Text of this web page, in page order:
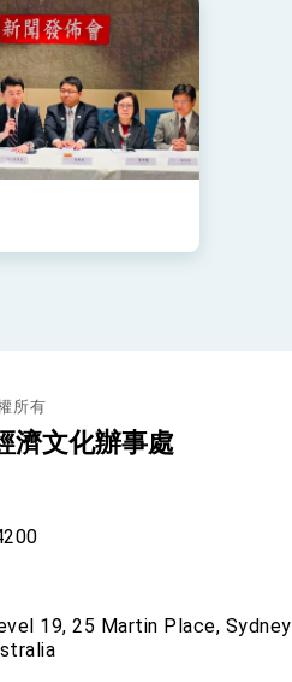
所有
濟文化辦事處
19, 25 Martin Place, Sydney